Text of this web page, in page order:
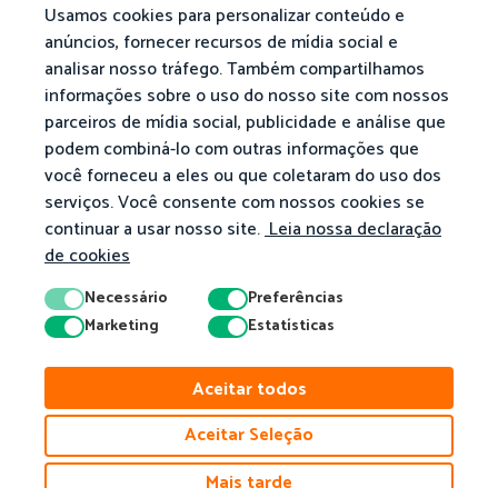
Usamos cookies para personalizar conteúdo e
anúncios, fornecer recursos de mídia social e
analisar nosso tráfego. Também compartilhamos
informações sobre o uso do nosso site com nossos
parceiros de mídia social, publicidade e análise que
podem combiná-lo com outras informações que
você forneceu a eles ou que coletaram do uso dos
serviços. Você consente com nossos cookies se
continuar a usar nosso site.Leia nossa declaração
de cookies
Necessário
Preferências
Marketing
Estatísticas
Aceitar todos
Aceitar Seleção
© 2026 Matific. Todos os Direitos Reservados.